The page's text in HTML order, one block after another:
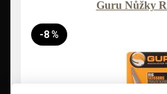
Guru Nůžky
-8 %